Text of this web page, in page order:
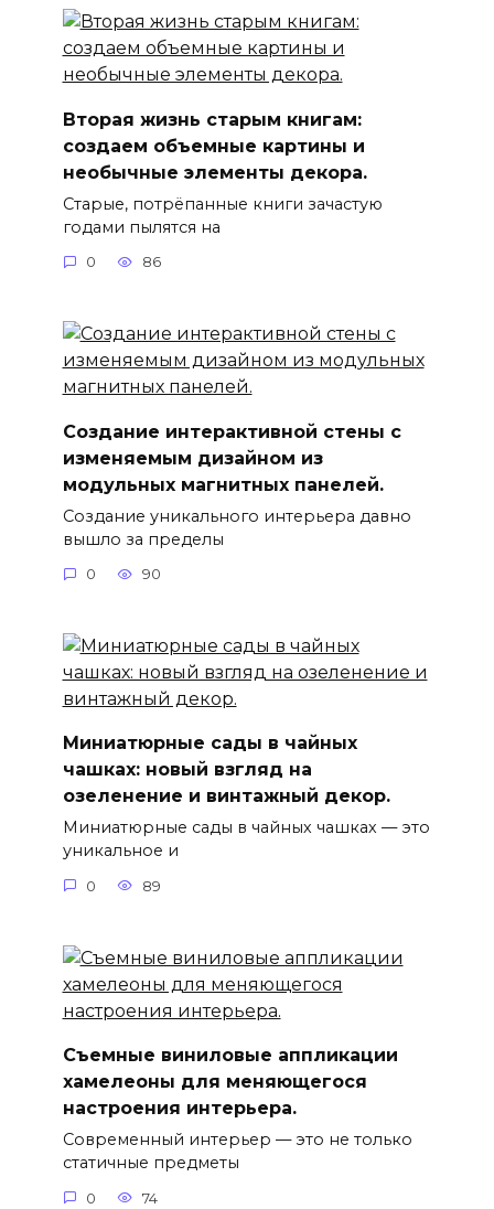
Вторая жизнь старым книгам:
создаем объемные картины и
необычные элементы декора.
Старые, потрёпанные книги зачастую
годами пылятся на
0 86
Создание интерактивной стены с
изменяемым дизайном из
модульных магнитных панелей.
Создание уникального интерьера давно
вышло за пределы
0 90
Миниатюрные сады в чайных
чашках: новый взгляд на
озеленение и винтажный декор.
Миниатюрные сады в чайных чашках — это
уникальное и
0 89
Съемные виниловые аппликации
хамелеоны для меняющегося
настроения интерьера.
Современный интерьер — это не только
статичные предметы
0 74